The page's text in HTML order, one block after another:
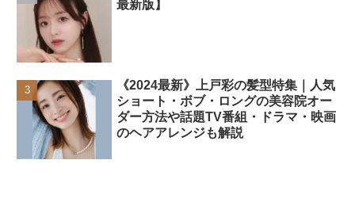
最新版】
《2024最新》上戸彩の髪型特集｜人気
ショート・ボブ・ロングの美容院オー
ダー方法や話題TV番組・ドラマ・映画
のヘアアレンジも解説